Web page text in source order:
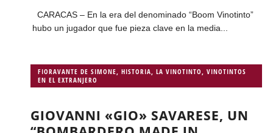
CARACAS – En la era del denominado “Boom Vinotinto”
hubo un jugador que fue pieza clave en la media...
FIORAVANTE DE SIMONE HISTORIA LA VINOTINTO
VINOTINTOS
EN EL EXTRANJERO
GIOVANNI «GIO» SAVARESE, UN